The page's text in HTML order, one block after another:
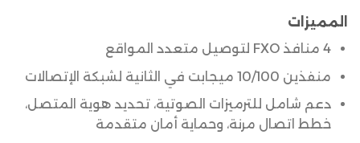
المميزات
4 منافذ FXO لتوصيل متعدد المواقع
منفذين 10/100 ميجابت في الثانية لشبكة الإتصالات
دعم شامل للترميزات الصوتية، تحديد هوية المتصل،
خطط اتصال مرنة، وحماية أمان متقدمة